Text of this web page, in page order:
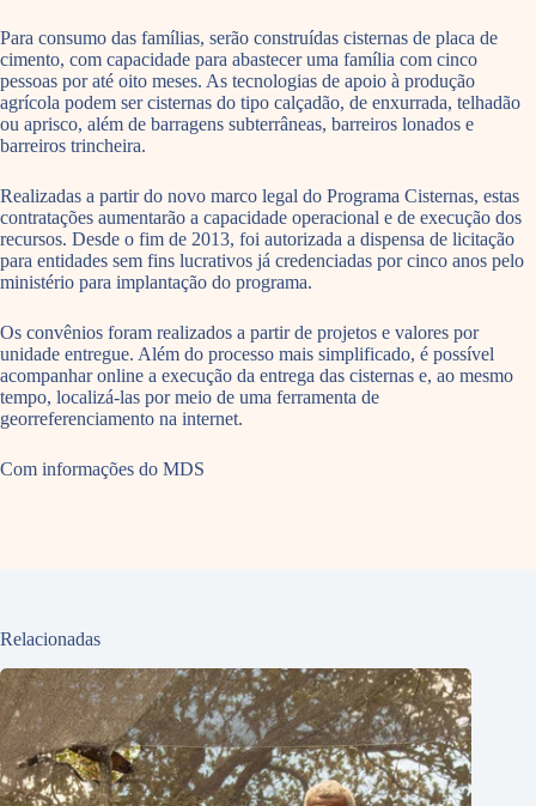
Para consumo das famílias, serão construídas cisternas de placa de
cimento, com capacidade para abastecer uma família com cinco
pessoas por até oito meses. As tecnologias de apoio à produção
agrícola podem ser cisternas do tipo calçadão, de enxurrada, telhadão
ou aprisco, além de barragens subterrâneas, barreiros lonados e
barreiros trincheira.
Realizadas a partir do novo marco legal do Programa Cisternas, estas
contratações aumentarão a capacidade operacional e de execução dos
recursos. Desde o fim de 2013, foi autorizada a dispensa de licitação
para entidades sem fins lucrativos já credenciadas por cinco anos pelo
ministério para implantação do programa.
Os convênios foram realizados a partir de projetos e valores por
unidade entregue. Além do processo mais simplificado, é possível
acompanhar online a execução da entrega das cisternas e, ao mesmo
tempo, localizá-las por meio de uma ferramenta de
georreferenciamento na internet.
Com informações do MDS
Relacionadas